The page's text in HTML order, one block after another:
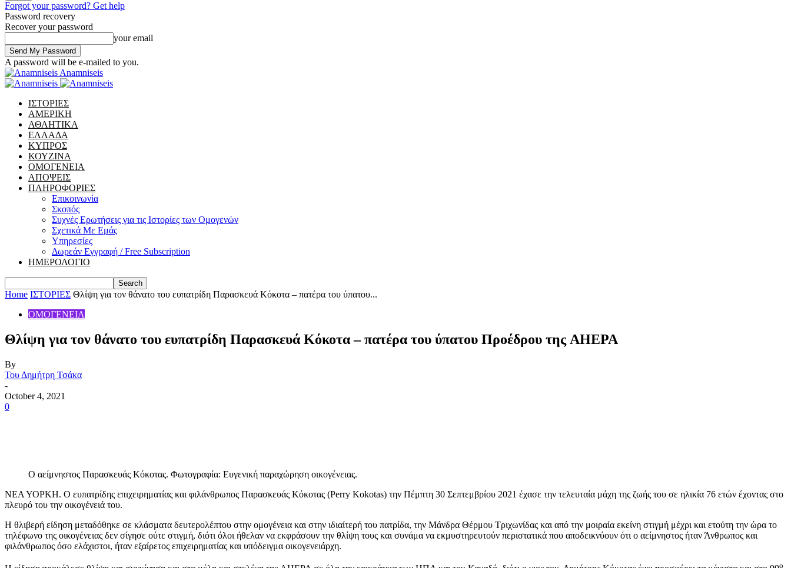
Forgot your password? Get help
Password recovery
Recover your password
your email
A password will be e-mailed to you.
Anamniseis
ΙΣΤΟΡΙΕΣ
ΑΜΕΡΙΚΗ
ΑΘΛΗΤΙΚΑ
ΕΛΛΑΔΑ
ΚΥΠΡΟΣ
ΚΟΥΖΙΝΑ
ΟΜΟΓΕΝΕΙΑ
ΑΠΟΨΕΙΣ
ΠΛΗΡΟΦΟΡΙΕΣ
Επικοινωνία
Σκοπός
Συχνές Ερωτήσεις για τις Ιστορίες των Ομογενών
Σχετικά Με Εμάς
Υπηρεσίες
Δωρεάν Εγγραφή / Free Subscription
ΗΜΕΡΟΛΟΓΙΟ
Home ΙΣΤΟΡΙΕΣ Θλίψη για τον θάνατο του ευπατρίδη Παρασκευά Κόκοτα – πατέρα του ύπατου...
ΟΜΟΓΕΝΕΙΑ
Θλίψη για τον θάνατο του ευπατρίδη Παρασκευά Κόκοτα – πατέρα του ύπατου Προέδρου της AHEPA
By
Του Δημήτρη Τσάκα
-
October 4, 2021
0
Ο αείμνηστος Παρασκευάς Κόκοτας. Φωτογραφία: Ευγενική παραχώρηση οικογένειας.
ΝΕΑ ΥΟΡΚΗ. Ο ευπατρίδης επιχειρηματίας και φιλάνθρωπος Παρασκευάς Κόκοτας (Perry Kokotas) την Πέμπτη 30 Σεπτεμβρίου 2021 έχασε την τελευταία μάχη της ζωής του σε ηλικία 76 ετών έχοντας στο
πλευρό του την οικογένειά του.
Η θλιβερή είδηση μεταδόθηκε σε κλάσματα δευτερολέπτου στην ομογένεια και στην ιδιαίτερή του πατρίδα, την Μάνδρα Θέρμου Τριχωνίδας και από την μοιραία εκείνη στιγμή μέχρι και ετούτη την ώρα το
τηλέφωνο της οικογένειας δεν σίγησε ούτε στιγμή, διότι όλοι ήθελαν να εκφράσουν την θλίψη τους και συνάμα να εκμυστηρευτούν περιστατικά που αποδεικνύουν ότι ο αείμνηστος ήταν Άνθρωπος και
φιλάνθρωπος όσο ελάχιστοι, ήταν εξαίρετος επιχειρηματίας και υπόδειγμα οικογενειάρχη.
ο